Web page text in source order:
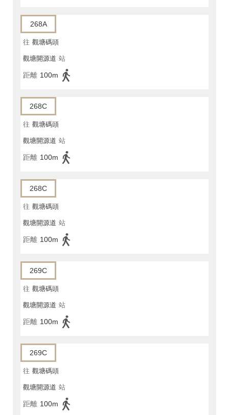
268A
往 觀塘碼頭
觀塘開源道 站
距離 100m
268C
往 觀塘碼頭
觀塘開源道 站
距離 100m
268C
往 觀塘碼頭
觀塘開源道 站
距離 100m
269C
往 觀塘碼頭
觀塘開源道 站
距離 100m
269C
往 觀塘碼頭
觀塘開源道 站
距離 100m